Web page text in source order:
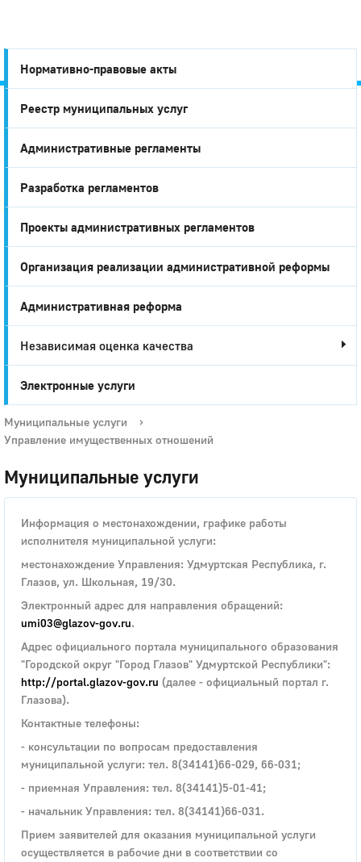
Город
Глазов
Нормативно-правовые акты
Реестр муниципальных услуг
Административные регламенты
Разработка регламентов
Проекты административных регламентов
Организация реализации административной реформы
Административная реформа
Независимая оценка качества
Электронные услуги
Муниципальные услуги
›
Управление имущественных отношений
Муниципальные услуги
Информация о местонахождении, графике работы
исполнителя муниципальной услуги:
местонахождение Управления: Удмуртская Республика, г.
Глазов, ул. Школьная, 19/30.
Электронный адрес для направления обращений:
umi03@glazov-gov.ru.
Адрес официального портала муниципального образования
"Городской округ "Город Глазов" Удмуртской Республики":
http://portal.glazov-gov.ru (далее - официальный портал г.
Глазова).
Контактные телефоны:
- консультации по вопросам предоставления
муниципальной услуги: тел. 8(34141)66-029, 66-031;
- приемная Управления: тел. 8(34141)5-01-41;
- начальник Управления: тел. 8(34141)66-031.
Прием заявителей для оказания муниципальной услуги
осуществляется в рабочие дни в соответствии со